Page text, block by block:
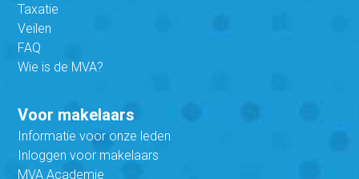
Taxatie
Veilen
FAQ
Wie is de MVA?
Voor makelaars
Informatie voor onze leden
Inloggen voor makelaars
MVA Academie